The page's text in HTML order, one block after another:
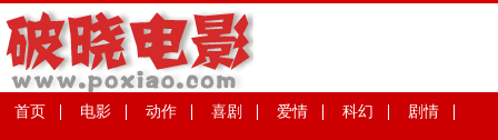
首页 电影 动作 喜剧 爱情 科幻 剧情